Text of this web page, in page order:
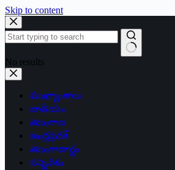
Skip to content
No results
ముఖ్యాంశాలు
జాతీయం
తెలంగాణ
ఆంధ్రప్రదేశ్
తెలంగాణార్థం
సన్నివేశం